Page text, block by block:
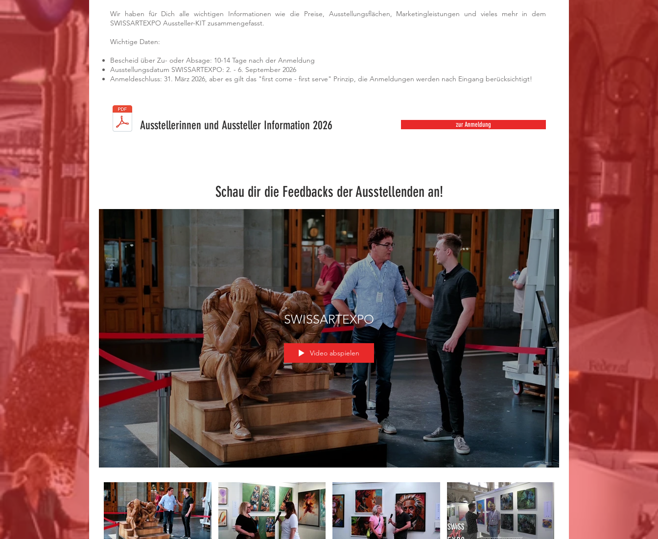
Wir haben für Dich alle wichtigen Informationen wie die Preise, Ausstellungsflächen, Marketingleistungen und vieles mehr in dem
SWISSARTEXPO Aussteller-KIT zusammengefasst.
Wichtige Daten:
Bescheid über Zu- oder Absage: 10-14 Tage nach der Anmeldung
Ausstellungsdatum SWISSARTEXPO: 2. - 6. September 2026
Anmeldeschluss: 31. März 2026, aber es gilt das "first come - first serve" Prinzip, die Anmeldungen werden nach Eingang berücksichtigt!
Ausstellerinnen und Aussteller Information 2026 zur Anmeldung
Schau dir die Feedbacks der Ausstellenden an!
SWISSARTEXPO
Video abspielen